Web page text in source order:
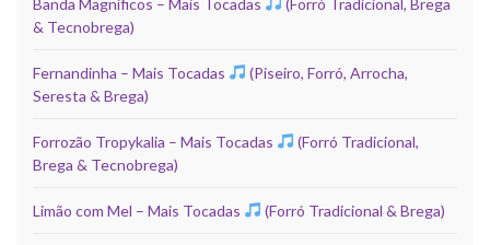
& Tecnobrega)
Fernandinha – Mais Tocadas
(Piseiro, Forró, Arrocha,
Seresta & Brega)
Forrozão Tropykalia – Mais Tocadas
(Forró Tradicional,
Brega & Tecnobrega)
Limão com Mel – Mais Tocadas (Forró Tradicional & Brega)